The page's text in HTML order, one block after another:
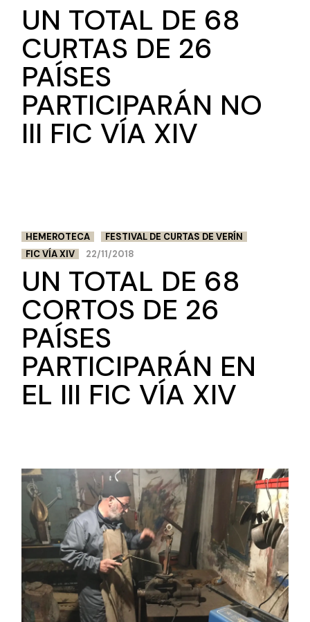
UN TOTAL DE 68
CURTAS DE 26
PAÍSES
PARTICIPARÁN NO
III FIC VÍA XIV
HEMEROTECA
FESTIVAL DE CURTAS DE VERÍN
FIC VÍA XIV
22/11/2018
UN TOTAL DE 68
CORTOS DE 26
PAÍSES
PARTICIPARÁN EN
EL III FIC VÍA XIV